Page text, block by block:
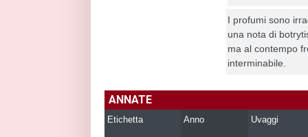
I profumi sono
una nota di
ma al contempo
interminabile.
ANNATE
Etichetta Anno Uvaggi